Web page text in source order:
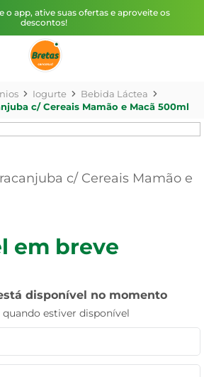
o app, ative suas ofertas e aproveite os
descontos!
Iogurte
Bebida Láctea
c/ Cereais Mamão e Macã 500ml
c/ Cereais Mamão e
em breve
disponível no momento
estiver disponível